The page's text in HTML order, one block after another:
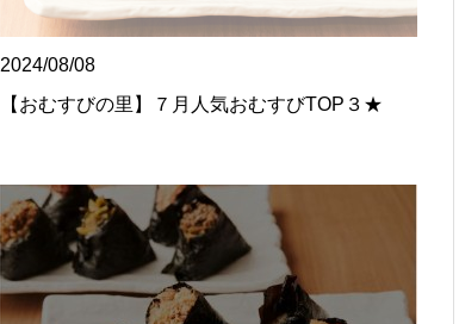
2024/08/08
【おむすびの里】７月人気おむすびTOP３★